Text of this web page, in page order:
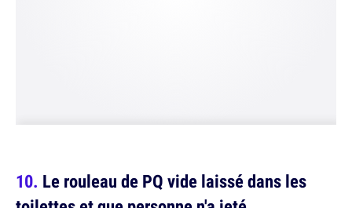
Le rouleau de PQ vide laissé dans les